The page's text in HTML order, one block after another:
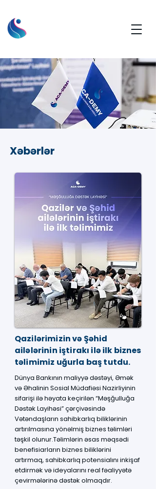
Xəbərlər
Qazilərimizin və Şəhid
ailələrinin iştirakı ilə ilk biznes
təlimimiz uğurla baş tutdu.
Dünya Bankının maliyyə dəstəyi, Əmək
və Əhalinin Sosial Müdafiəsi Nazirliyinin
sifarişi ilə həyata keçirilən “Məşğulluğa
Dəstək Layihəsi” çərçivəsində
Vətəndaşların sahibkarlıq biliklərinin
artırılmasına yönəlmiş biznes təlimləri
təşkil olunur.Təlimlərin əsas məqsədi
benefisiarların biznes biliklərini
artırmaq, sahibkarlıq potensialını inkişaf
etdirmək və ideyalarını real fəaliyyətə
çevirmələrinə dəstək olmaqdır.